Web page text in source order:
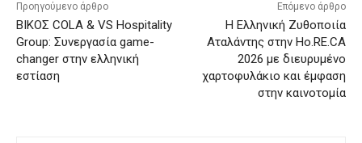
Προηγούμενο άρθρο
ΒΙΚΟΣ COLA & VS Hospitality
Group: Συνεργασία game-
changer στην ελληνική
εστίαση
Επόμενο άρθρο
Η Ελληνική Ζυθοποιία
Αταλάντης στην Ho.RE.CA
2026 με διευρυμένο
χαρτοφυλάκιο και έμφαση
στην καινοτομία